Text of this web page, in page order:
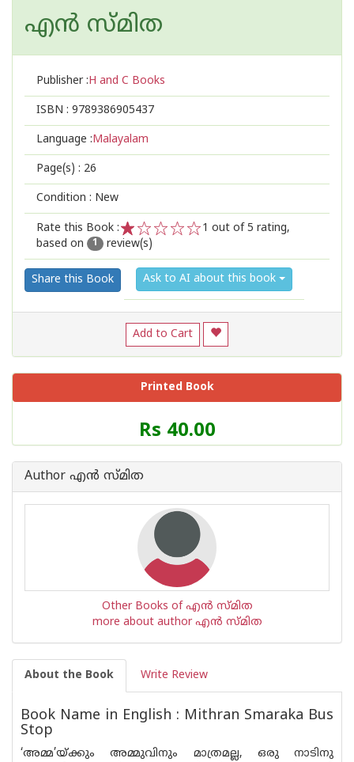
എന്‍ സ്മിത
Publisher :H and C Books
ISBN : 9789386905437
Language :Malayalam
Page(s) : 26
Condition : New
Rate this Book :
2
1
1 out of 5 rating,
based on
1 review(s)
Share this Book Ask to AI about this book
Add to Cart
Printed Book
Price
of
Book
Rs 40.00
Author എന്‍ സ്മിത
Other Books of എന്‍ സ്മിത
more about author എന്‍ സ്മിത
About the Book Write Review
Book Name in English : Mithran Smaraka Bus
Stop
‘അമ്മ’യ്ക്കും അമ്മുവിനും മാത്രമല്ല, ഒരു നാടിനു